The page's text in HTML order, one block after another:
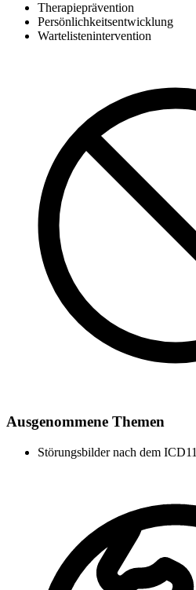
Therapieprävention
Persönlichkeitsentwicklung
Wartelistenintervention
Ausgenommene Themen
Störungsbilder nach dem ICD11